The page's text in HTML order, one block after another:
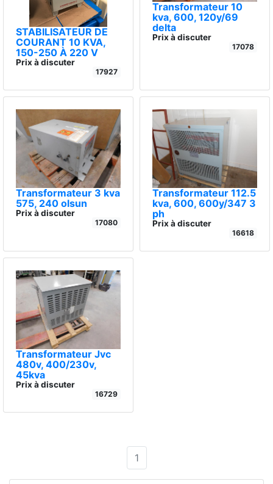
STABILISATEUR DE
COURANT 10 KVA,
150-250 À 220 V
Prix à discuter
17927
Transformateur 10
kva, 600, 120y/69
delta
Prix à discuter
17078
Transformateur 3 kva
575, 240 olsun
Prix à discuter
17080
Transformateur 112.5
kva, 600, 600y/347 3
ph
Prix à discuter
16618
Transformateur Jvc
480v, 400/230v,
45kva
Prix à discuter
16729
1